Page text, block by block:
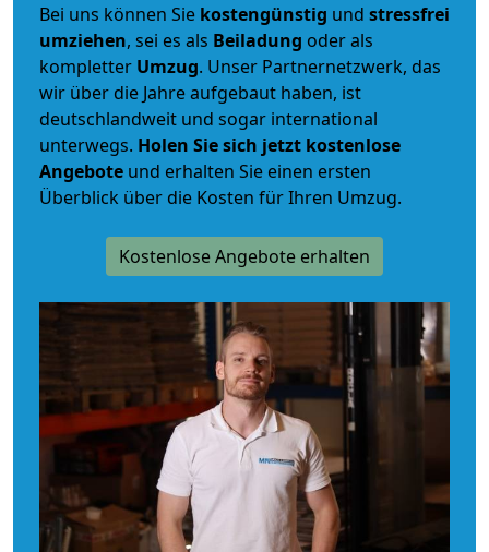
Bei uns können Sie kostengünstig und stressfrei
umziehen, sei es als Beiladung oder als
kompletter Umzug. Unser Partnernetzwerk, das
wir über die Jahre aufgebaut haben, ist
deutschlandweit und sogar international
unterwegs. Holen Sie sich jetzt kostenlose
Angebote und erhalten Sie einen ersten
Überblick über die Kosten für Ihren Umzug.
Kostenlose Angebote erhalten